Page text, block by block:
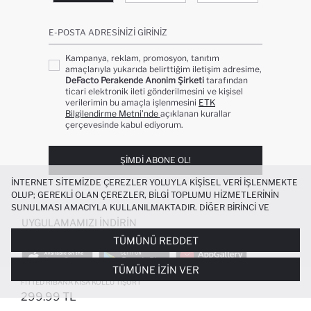
FITTED RIBANA KISA KOLLU TIŞÖRT
299.99 TL
E-POSTA ADRESINIZI GIRINIZ
Kampanya, reklam, promosyon, tanıtım
amaçlarıyla yukarıda belirttiğim iletişim adresime,
DeFacto Perakende Anonim Şirketi tarafından
ticari elektronik ileti gönderilmesini ve kişisel
verilerimin bu amaçla işlenmesini ETK
Bilgilendirme Metni’nde açıklanan kurallar
çerçevesinde kabul ediyorum.
ŞIMDI ABONE OL!
UYGULAMAMIZI İNDIRIN
POPÜLER KATEGORILER
İNTERNET SITEMIZDE ÇEREZLER YOLUYLA KIŞISEL VERI IŞLENMEKTE
OLUP; GEREKLI OLAN ÇEREZLER, BILGI TOPLUMU HIZMETLERININ
SUNULMASI AMACIYLA KULLANILMAKTADIR. DIĞER BIRINCI VE
ÜÇÜNCÜ TARAF ÇEREZLER ISE SIZE DAHA IYI BIR ALIŞVERIŞ
DENEYIMI SUNULABILMESI, SITEMIZIN DAHA IŞLEVSEL KILINMASI VE
KIŞISELLEŞTIRMESI VE AÇIK RIZA VERMENIZ HALINDE, SIZLERE
YÖNELIK PAZARLAMA FAALIYETLERININ YAPILMASI AMAÇLARIYLA
SINIRLI OLARAK KULLANILACAKTIR. ÇEREZLERE DAIR TERCIHLERINIZI
ÇEREZ TERCIHLERIPANELI ARACILIĞIYLA HER ZAMAN YÖNETEBILIR,
ÇEREZLERLE ILGILI DAHA DETAYLI BILGIYE
TÜMÜNÜ REDDET
TÜMÜNE İZIN VER